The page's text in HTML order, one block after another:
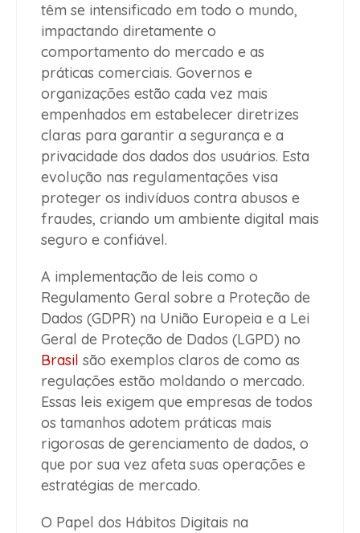
têm se intensificado em todo o mundo,
impactando diretamente o
comportamento do mercado e as
práticas comerciais. Governos e
organizações estão cada vez mais
empenhados em estabelecer diretrizes
claras para garantir a segurança e a
privacidade dos dados dos usuários. Esta
evolução nas regulamentações visa
proteger os indivíduos contra abusos e
fraudes, criando um ambiente digital mais
seguro e confiável.
A implementação de leis como o
Regulamento Geral sobre a Proteção de
Dados (GDPR) na União Europeia e a Lei
Geral de Proteção de Dados (LGPD) no
Brasil são exemplos claros de como as
regulações estão moldando o mercado.
Essas leis exigem que empresas de todos
os tamanhos adotem práticas mais
rigorosas de gerenciamento de dados, o
que por sua vez afeta suas operações e
estratégias de mercado.
O Papel dos Hábitos Digitais na